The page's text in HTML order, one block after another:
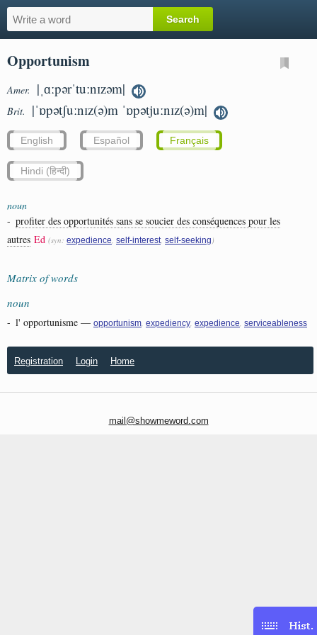
Opportunism
Amer. |ˌɑːpərˈtuːnɪzəm|
Brit. |ˈɒpətʃuːnɪz(ə)m ˈɒpətjuːnɪz(ə)m|
English Español Français
Hindi (हिन्दी)
noun
- profiter des opportunités sans se soucier des conséquences pour les
autres Ed (syn: expedience self-interest self-seeking )
Matrix of words
noun
- l' opportunisme — opportunism expediency expedience serviceableness
Registration Login Home
mail@showmeword.com